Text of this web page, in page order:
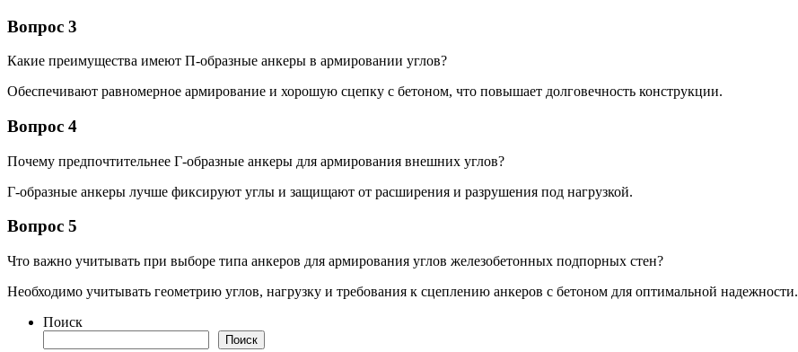
Вопрос 3
Какие преимущества имеют П-образные анкеры в армировании углов?
Обеспечивают равномерное армирование и хорошую сцепку с бетоном, что повышает долговечность конструкции.
Вопрос 4
Почему предпочтительнее Г-образные анкеры для армирования внешних углов?
Г-образные анкеры лучше фиксируют углы и защищают от расширения и разрушения под нагрузкой.
Вопрос 5
Что важно учитывать при выборе типа анкеров для армирования углов железобетонных подпорных стен?
Необходимо учитывать геометрию углов, нагрузку и требования к сцеплению анкеров с бетоном для оптимальной надежности.
Поиск
Поиск